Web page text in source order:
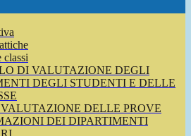
classi
DI VALUTAZIONE DEGLI
DEGLI STUDENTI E DELLE
DELLE PROVE
DEI DIPARTIMENTI